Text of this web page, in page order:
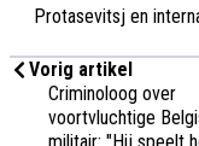
Protasevitsj en
Vorig artikel
Criminoloog over
voortvluchtige